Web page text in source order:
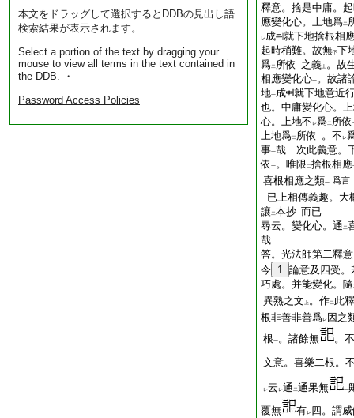
本文をドラッグして選択するとDDBの見出し語
検索結果が表示されます。
Select a portion of the text by dragging your
mouse to view all terms in the text contained in
the DDB. ・
Password Access Policies
釋意。捨是中庸。
應變化心。上地爲二
レ成
就下地捨根相
起時稍難。故無下下
爲二 所依 一之義 上 。故
相應變化心一。故諸
地一成
就下地意近
也。中庸變化心。
心。上地不 レ爲二 所依
上地爲二 所依 一。不 レ
事一哉 次此義意。
依 一。唯限 二捨根相應
喜根相應之類一 爲言
已上相傳義趣。大
讓二本抄一而已
尋云。變化心。通 二
哉
答。光法師第二釋
今 1 論意及四受。
巧處。并能變化。隨
異熟之文 上 。作二 此釋
根非善非善爲レ 因之
根一。諸餘無
。
文意。喜樂二根。
レ云 レ通 二通果無 一
覆無
有レ四。謂